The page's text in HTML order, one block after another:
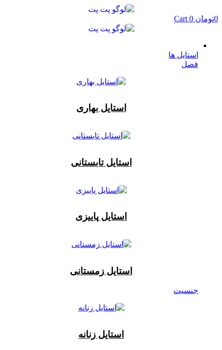
به
0تومان 0
Cart
استایل ها
فصل
استایل بهاری
استایل تابستانی
استایل پاییزی
استایل زمستانی
جنسیت
استایل زنانه